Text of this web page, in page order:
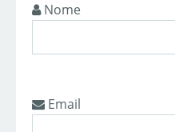
Nome
Email